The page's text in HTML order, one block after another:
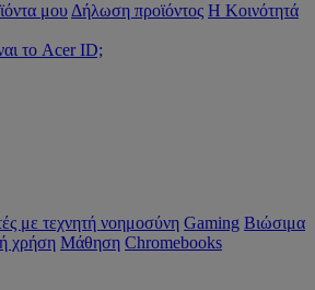
μου Δήλωση προϊόντος Η Κοινότητά
το Acer ID;
με τεχνητή νοημοσύνη Gaming Βιώσιμα
χρήση Μάθηση Chromebooks